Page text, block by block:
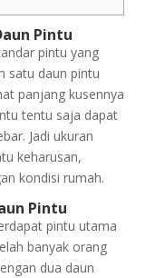
Pintu
pintu yang
satu daun pintu
panjang kusennya
tentu saja dapat
Jadi ukuran
keharusan,
kondisi rumah.
Pintu
pintu utama
banyak orang
dua daun